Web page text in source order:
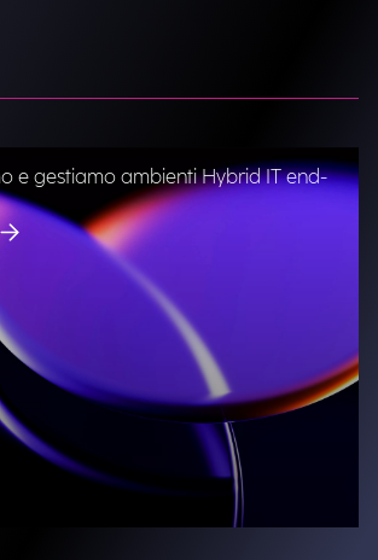
e gestiamo ambienti Hybrid IT end-